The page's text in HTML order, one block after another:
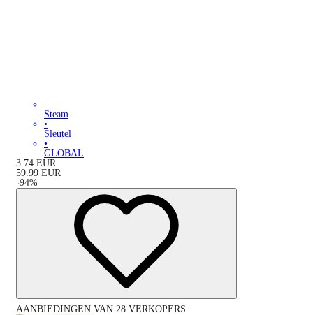
Steam
•
Sleutel
•
GLOBAL
3.74 EUR
59.99 EUR
-94%
AANBIEDINGEN VAN 28 VERKOPERS